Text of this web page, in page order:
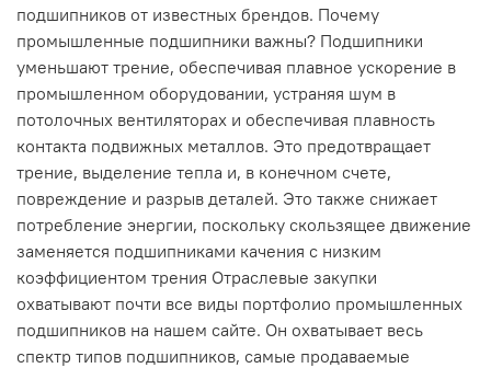
подшипников от известных брендов. Почему
промышленные подшипники важны? Подшипники
уменьшают трение, обеспечивая плавное ускорение в
промышленном оборудовании, устраняя шум в
потолочных вентиляторах и обеспечивая плавность
контакта подвижных металлов. Это предотвращает
трение, выделение тепла и, в конечном счете,
повреждение и разрыв деталей. Это также снижает
потребление энергии, поскольку скользящее движение
заменяется подшипниками качения с низким
коэффициентом трения Отраслевые закупки
охватывают почти все виды портфолио промышленных
подшипников на нашем сайте. Он охватывает весь
спектр типов подшипников, самые продаваемые